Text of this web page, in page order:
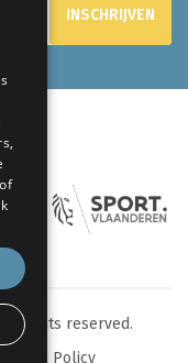
rights reserved.
Cookie Policy